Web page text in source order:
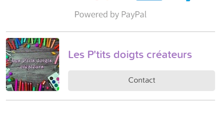
Les P'tits doigts créateurs
Contact